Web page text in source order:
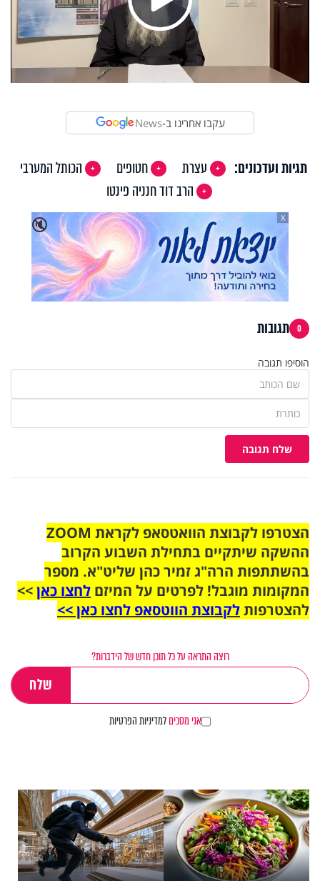
Play
Video
עקבו אחרינו ב-News
תגיות ועדכונים: עצרת חטופים
הכותל המערבי
הרב דוד חנניה פינטו
🔇
X
0 תגובות
הוסיפו תגובה
שלח תגובה
הצטרפו לקבוצת הוואטסאפ לקראת ZOOM
ההשקה שיתקיים בתחילת השבוע הקרוב
בהשתתפות הרה"ג זמיר כהן שליט"א. מספר
המקומות מוגבל! לפרטים על המיזם לחצו כאן>>
להצטרפותלקבוצת הווטסאפ לחצו כאן >>
רוצה התראה על כל תוכן חדש של הידברות?
אני מסכיםלמדיניות הפרטיות